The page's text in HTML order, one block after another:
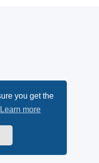
you get the
Learn more